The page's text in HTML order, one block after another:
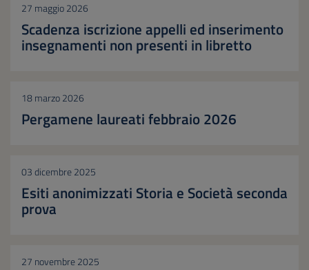
27 maggio 2026
Scadenza iscrizione appelli ed inserimento
insegnamenti non presenti in libretto
18 marzo 2026
Pergamene laureati febbraio 2026
03 dicembre 2025
Esiti anonimizzati Storia e Società seconda
prova
27 novembre 2025